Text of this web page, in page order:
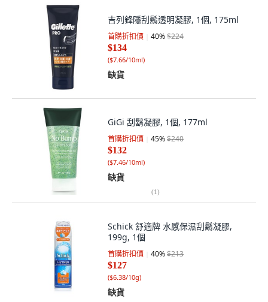
吉列鋒隱刮鬍透明凝膠, 1個, 175ml
首購折扣價 40%$224
$134
($7.66/10ml)
缺貨
GiGi 刮鬍凝膠, 1個, 177ml
首購折扣價 45%$240
$132
($7.46/10ml)
缺貨
(1)
Schick 舒適牌 水感保濕刮鬍凝膠,
199g, 1個
首購折扣價 40%$213
$127
($6.38/10g)
缺貨